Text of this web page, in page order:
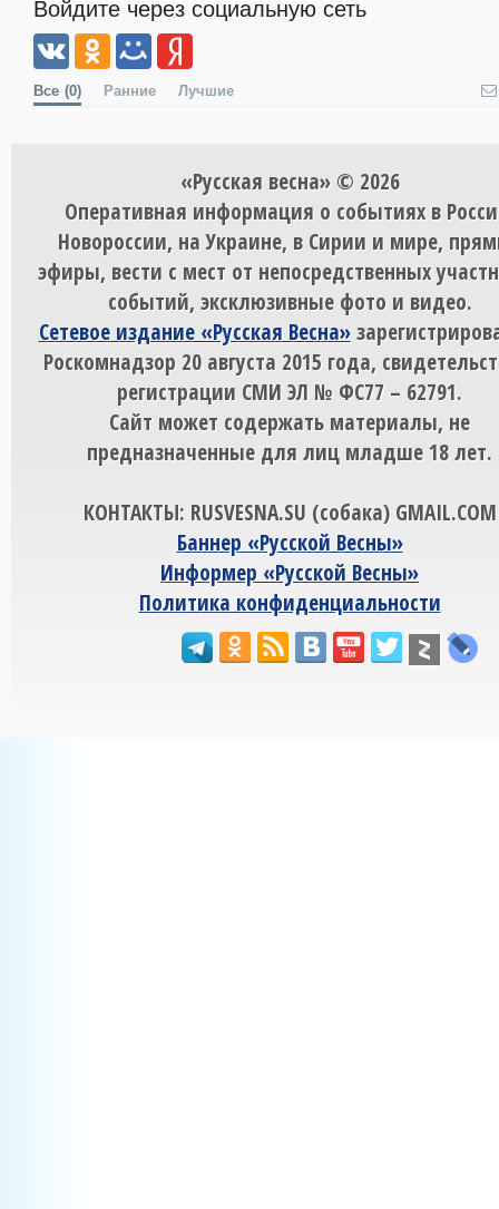
Войдите через социальную сеть
Все (0) Ранние Лучшие
«Русская весна» © 2026
Оперативная информация о событиях в
Новороссии, на Украине, в Сирии и мире,
эфиры, вести с мест от непосредственных
событий, эксклюзивные фото и видео.
Сетевое издание «Русская Весна»
Роскомнадзор 20 августа 2015 года,
регистрации СМИ ЭЛ № ФС77 – 62791.
Сайт может содержать материалы, не
предназначенные для лиц младше 18 лет.
КОНТАКТЫ: RUSVESNA.SU (собака) GMAIL.COM
Баннер «Русской Весны»
Информер «Русской Весны»
Политика конфиденциальности